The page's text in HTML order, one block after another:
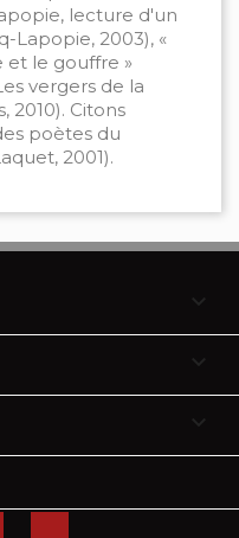
lecture d'un
Lapopie, 2003), «
et le gouffre »
vergers de la
2010). Citons
poètes du
2001).


